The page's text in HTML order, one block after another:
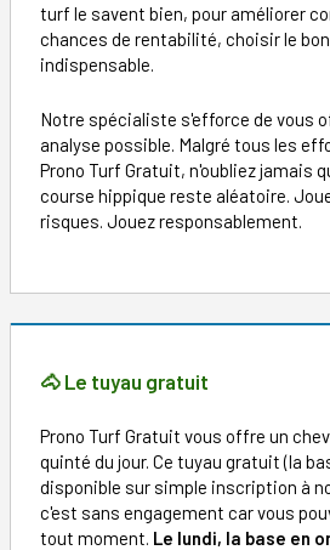
turf le savent bien, pour améliorer
chances de rentabilité, choisir le
indispensable.
Notre spécialiste s'efforce de vous
analyse possible. Malgré tous les
Prono Turf Gratuit, n'oubliez jamais
course hippique reste aléatoire.
risques. Jouez responsablement.
🐴 Le tuyau gratuit
Prono Turf Gratuit vous offre un
quinté du jour. Ce tuyau gratuit (la
disponible sur simple inscription à
c'est sans engagement car vous
tout moment. Le lundi, la base en